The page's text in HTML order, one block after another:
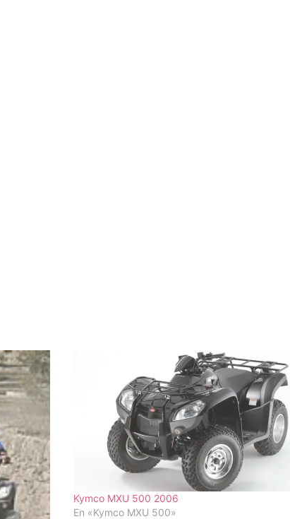
Kymco MXU 500 2006
En «Kymco MXU 500»